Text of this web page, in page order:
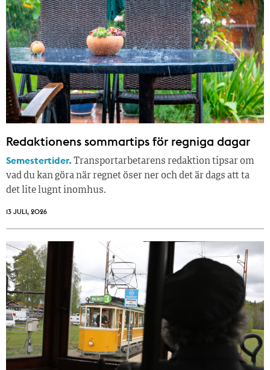
Redaktionens sommar­tips för regniga dagar
Semestertider.Transportarbetarens redaktion tipsar om
vad du kan göra när regnet öser ner och det är dags att ta
det lite lugnt inomhus.
13 JULI, 2026